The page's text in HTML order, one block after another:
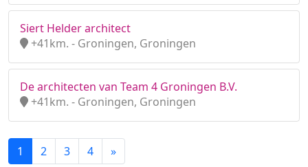
Siert Helder architect
+41km. - Groningen, Groningen
De architecten van Team 4 Groningen B.V.
+41km. - Groningen, Groningen
1 2 3 4 »